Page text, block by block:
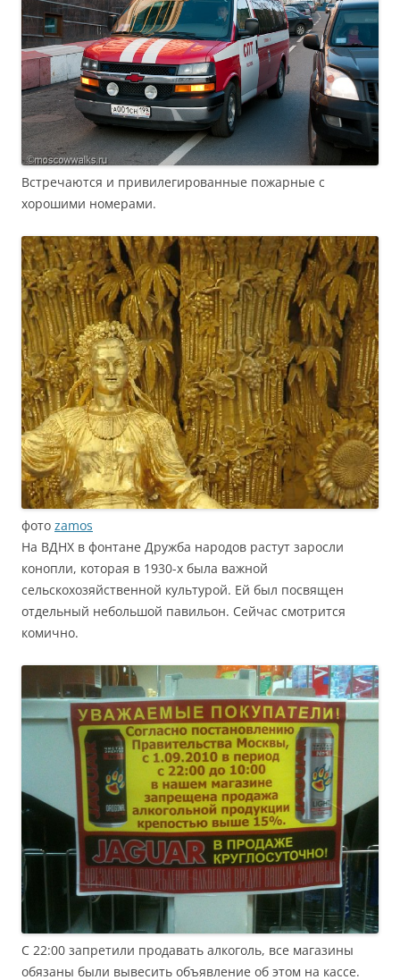
Встречаются и привилегированные пожарные с
хорошими номерами.
фото zamos
На ВДНХ в фонтане Дружба народов растут заросли
конопли, которая в 1930-х была важной
сельскохозяйственной культурой. Ей был посвящен
отдельный небольшой павильон. Сейчас смотрится
комично.
С 22:00 запретили продавать алкоголь, все магазины
обязаны были вывесить объявление об этом на кассе.